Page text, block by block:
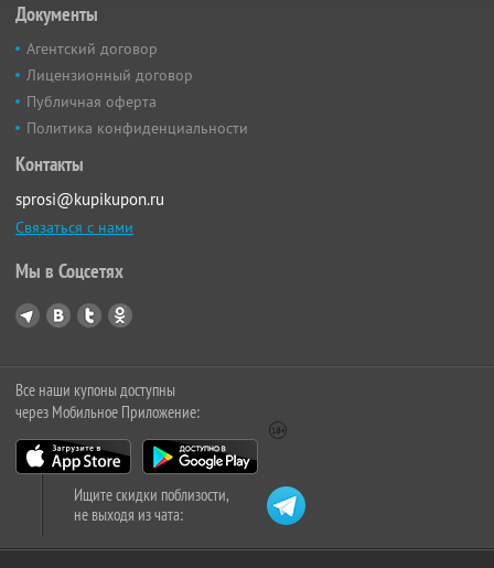
Документы
Агентский договор
Лицензионный договор
Публичная оферта
Политика конфиденциальности
Контакты
sprosi@kupikupon.ru
Связаться с нами
Мы в Соцсетях
Все наши купоны доступны
через Мобильное Приложение:
Ищите скидки поблизости,
не выходя из чата: